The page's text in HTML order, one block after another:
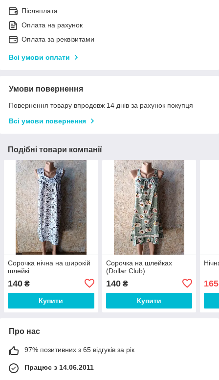
Післяплата
Оплата на рахунок
Оплата за реквізитами
Всі умови оплати
Умови повернення
Повернення товару впродовж 14 днів за рахунок покупця
Всі умови повернення
Подібні товари компанії
Сорочка нічна на широкій
шлейкі
140 ₴
Купити
Сорочка на шлейках
(Dollar Club)
140₴
Купити
165
Про нас
97% позитивних з 65 відгуків за рік
Працює з 14.06.2011